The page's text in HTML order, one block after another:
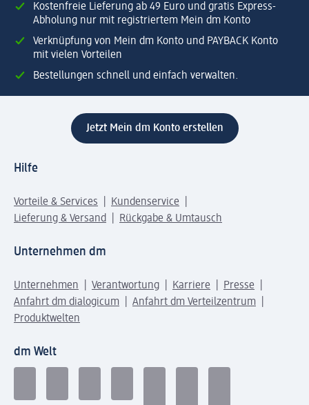
Kostenfreie Lieferung ab 49 Euro und gratis Express-
Abholung nur mit registriertem Mein dm Konto
Verknüpfung von Mein dm Konto und PAYBACK Konto
mit vielen Vorteilen
Bestellungen schnell und einfach verwalten.
Jetzt Mein dm Konto erstellen
Hilfe
Vorteile & Services
Kundenservice
Lieferung & Versand
Rückgabe & Umtausch
Unternehmen dm
Unternehmen Verantwortung Karriere
Presse
Anfahrt dm dialogicum
Anfahrt dm Verteilzentrum
Produktwelten
dm Welt